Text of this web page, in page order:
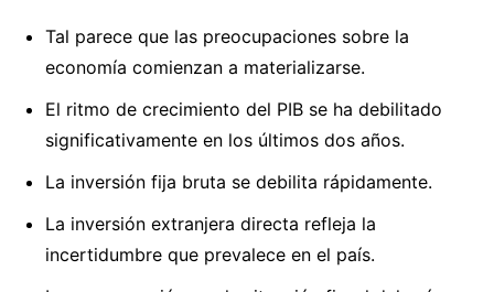
Tal parece que las preocupaciones sobre la
economía comienzan a materializarse.
El ritmo de crecimiento del PIB se ha debilitado
significativamente en los últimos dos años.
La inversión fija bruta se debilita rápidamente.
La inversión extranjera directa refleja la
incertidumbre que prevalece en el país.